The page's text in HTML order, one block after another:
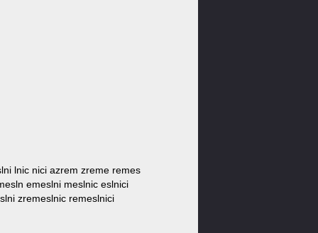
lnic nici azrem zreme remes
emeslni meslnic eslnici
zremeslnic remeslnici